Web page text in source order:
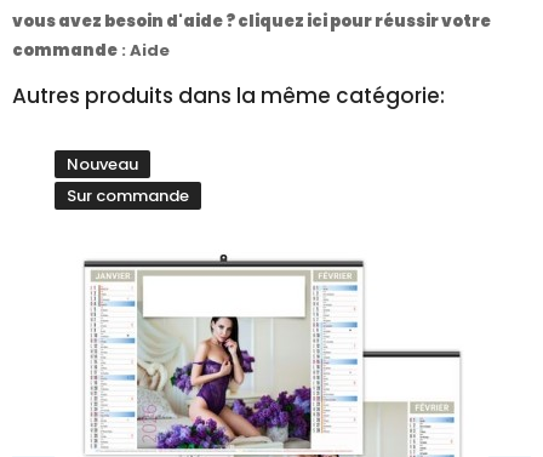
vous avez besoin d'aide ? cliquez ici pour réussir votre
commande : Aide
Autres produits dans la même catégorie:
Nouveau
Sur commande